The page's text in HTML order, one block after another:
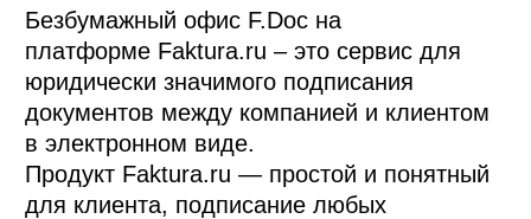
Безбумажный офис F.Doc на
платформе Faktura.ru – это сервис для
юридически значимого подписания
документов между компанией и клиентом
в электронном виде.
Продукт Faktura.ru — простой и понятный
для клиента, подписание любых